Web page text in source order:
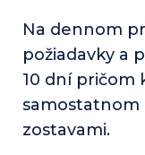
Na dennom
požiadavky a
10 dní pričom
samostatnom
zostavami.